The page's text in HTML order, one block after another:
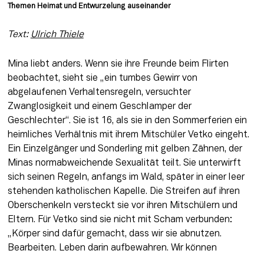
Themen Heimat und Entwurzelung auseinander
Text: Ulrich Thiele
Mina liebt anders. Wenn sie ihre Freunde beim Flirten
beobachtet, sieht sie „ein tumbes Gewirr von
abgelaufenen Verhaltensregeln, versuchter
Zwanglosigkeit und einem Geschlamper der
Geschlechter“. Sie ist 16, als sie in den Sommerferien ein
heimliches Verhältnis mit ihrem Mitschüler Vetko eingeht.
Ein Einzelgänger und Sonderling mit gelben Zähnen, der
Minas normabweichende Sexualität teilt. Sie unterwirft
sich seinen Regeln, anfangs im Wald, später in einer leer
stehenden katholischen Kapelle. Die Streifen auf ihren
Oberschenkeln versteckt sie vor ihren Mitschülern und
Eltern. Für Vetko sind sie nicht mit Scham verbunden:
„Körper sind dafür gemacht, dass wir sie abnutzen.
Bearbeiten. Leben darin aufbewahren. Wir können